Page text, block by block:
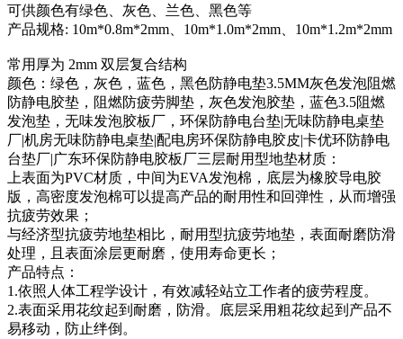
可供颜色有绿色、灰色、兰色、黑色等
产品规格: 10m*0.8m*2mm、10m*1.0m*2mm、10m*1.2m*2mm
常用厚为 2mm 双层复合结构
颜色：绿色，灰色，蓝色，黑色防静电垫3.5MM灰色发泡阻燃
防静电胶垫，阻燃防疲劳脚垫，灰色发泡胶垫，蓝色3.5阻燃
发泡垫，无味发泡胶板厂，环保防静电台垫|无味防静电桌垫
厂|机房无味防静电桌垫|配电房环保防静电胶皮|卡优环防静电
台垫厂|广东环保防静电胶板厂三层耐用型地垫材质：
上表面为PVC材质，中间为EVA发泡棉，底层为橡胶导电胶
版，高密度发泡棉可以提高产品的耐用性和回弹性，从而增强
抗疲劳效果；
与经济型抗疲劳地垫相比，耐用型抗疲劳地垫，表面耐磨防滑
处理，且表面涂层更耐磨，使用寿命更长；
产品特点：
1.依照人体工程学设计，有效减轻站立工作者的疲劳程度。
2.表面采用花纹起到耐磨，防滑。底层采用粗花纹起到产品不
易移动，防止绊倒。